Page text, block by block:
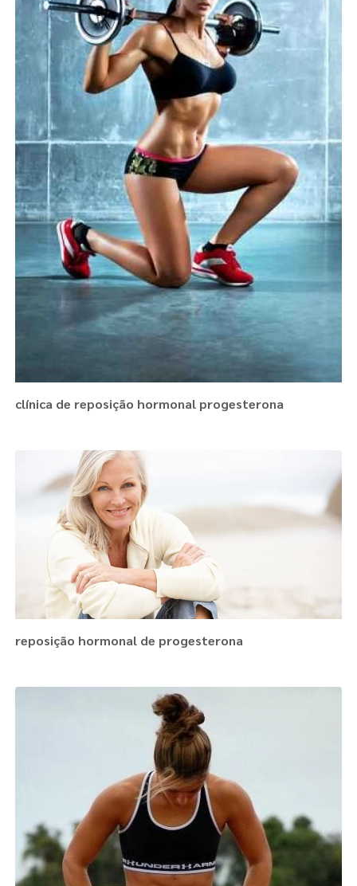
clínica de reposição hormonal progesterona
reposição hormonal de progesterona